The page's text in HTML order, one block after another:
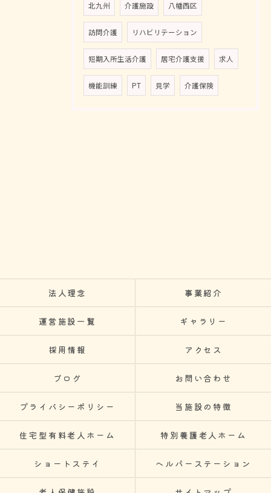
北九州 介護施設 八幡西区
訪問介護 リハビリテーション
短期入所生活介護 居宅介護支援 求人
機能訓練 PT 見学 介護保険
法人理念 事業紹介
運営施設一覧 ギャラリー
採用情報 アクセス
ブログ お問い合わせ
プライバシーポリシー 当施設の特徴
住宅型有料老人ホーム 特別養護老人ホーム
ショートステイ ヘルパーステーション